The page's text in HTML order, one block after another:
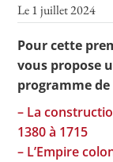
Le 1 juillet 2024
Pour cette
vous propose
programme de
– La
1380 à 1715
– L’Empire